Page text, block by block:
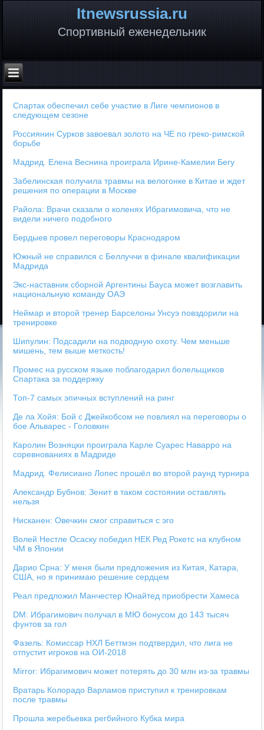
Itnewsrussia.ru
Спортивный еженедельник
Спартак обеспечил себе участие в Лиге чемпионов в
следующем сезоне
Россиянин Сурков завоевал золото на ЧЕ по греко-римской
борьбе
Мадрид. Елена Веснина проиграла Ирине-Камелии Бегу
Забелинская получила травмы на велогонке в Китае и ждет
решения по операции в Москве
Райола: Врачи сказали о коленях Ибрагимовича, что не
видели ничего подобного
Бердыев провел переговоры Краснодаром
Южный не справился с Беллуччи в финале квалификации
Мадрида
Экс-наставник сборной Аргентины Бауса может возглавить
национальную команду ОАЭ
Неймар и второй тренер Барселоны Унсуэ повздорили на
тренировке
Шипулин: Подсадили на подводную охоту. Чем меньше
мишень, тем выше меткость!
Промес на русском языке поблагодарил болельщиков
Спартака за поддержку
Топ-7 самых эпичных вступлений на ринг
Де ла Хойя: Бой с Джейкобсом не повлиял на переговоры о
бое Альварес - Головкин
Каролин Возняцки проиграла Карле Суарес Наварро на
соревнованиях в Мадриде
Мадрид. Фелисиано Лопес прошёл во второй раунд турнира
Александр Бубнов: Зенит в таком состоянии оставлять
нельзя
Нисканен: Овечкин смог справиться с эго
Волей Нестле Осаску победил НЕК Ред Рокетс на клубном
ЧМ в Японии
Дарио Срна: У меня были предложения из Китая, Катара,
США, но я принимаю решение сердцем
Реал предложил Манчестер Юнайтед приобрести Хамеса
DM: Ибрагимович получал в МЮ бонусом до 143 тысяч
фунтов за гол
Фазель: Комиссар НХЛ Беттмэн подтвердил, что лига не
отпустит игроков на ОИ-2018
Mirror: Ибрагимович может потерять до 30 млн из-за травмы
Вратарь Колорадо Варламов приступил к тренировкам
после травмы
Прошла жеребьевка регбийного Кубка мира